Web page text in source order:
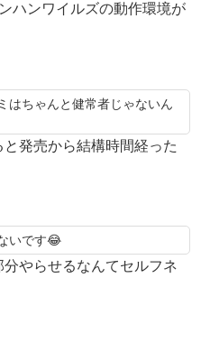
ハンワイルズの動作環境が
はちゃんと健常者じゃないん
と発売から結構時間経った
いです😂
分やらせるなんてセルフネ